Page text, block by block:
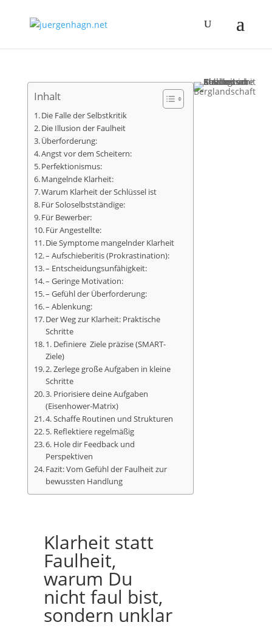
Inhalt
Die Falle der Selbstkritik
Die Illusion der Faulheit
Überforderung:
Angst vor dem Scheitern:
Perfektionismus:
Mangelnde Klarheit:
Warum Klarheit der Schlüssel ist
Für Soloselbstständige:
Für Bewerber:
Für Angestellte:
Die Symptome mangelnder Klarheit
– Aufschieberitis (Prokrastination):
– Entscheidungsunfähigkeit:
– Geringe Motivation:
– Gefühl der Überforderung:
– Ablenkung:
Der Weg zur Klarheit: Praktische
Schritte
1. Definiere Ziele präzise (SMART-
Ziele)
2. Zerlege große Aufgaben in kleine
Schritte
3. Priorisiere deine Aufgaben
(Eisenhower-Matrix)
4. Schaffe Routinen und Strukturen
5. Reflektiere regelmäßig
6. Hole dir Feedback und
Perspektiven
Fazit: Vom Gefühl der Faulheit zur
bewussten Handlung
Klarheit statt
Faulheit,
warum Du
nicht faul bist,
sondern unklar